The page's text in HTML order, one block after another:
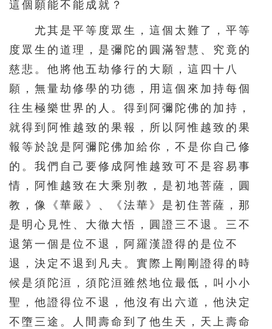
391 392
396 397 398 399 400
401 402 403 404 405
406 407 408 409 410
416 417 418 419 420
421 422 423 424 425
426 427 428 429 430
431 432 433 434 435
441 442 443 444 445
446 447 448 449 450
451 452 453 454 455
456 457 458 459 460
這個願能不能成就？
尤其是平等度眾生，這個太難了，平等
度眾生的道理，是彌陀的圓滿智慧、究竟的
慈悲。他將他五劫修行的大願，這四十八
願，無量劫修學的功德，用這個來加持每個
往生極樂世界的人。得到阿彌陀佛的加持，
就得到阿惟越致的果報，所以阿惟越致的果
報等於說是阿彌陀佛加給你，不是你自己修
的。我們自己要修成阿惟越致可不是容易事
情，阿惟越致在大乘別教，是初地菩薩，圓
教，像《華嚴》、《法華》是初住菩薩，那
是明心見性、大徹大悟，圓證三不退。三不
退第一個是位不退，阿羅漢證得的是位不
退，決定不退到凡夫。實際上剛剛證得的時
候是須陀洹，須陀洹雖然地位最低，叫小小
聖，他證得位不退，他沒有出六道，他決定
不墮三途。人間壽命到了他生天，天上壽命